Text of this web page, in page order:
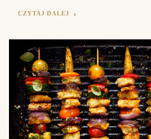
CZYTAJ DALEJ